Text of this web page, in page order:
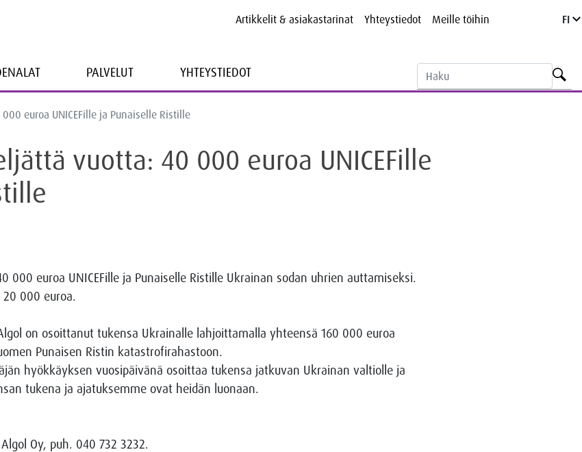
Artikkelit & asiakastarinat Yhteystiedot Meille töihin FI
PALVELUT YHTEYSTIEDOT
euroa UNICEFille ja Punaiselle Ristille
vuotta: 40 000 euroa UNICEFille
000 euroa UNICEFille ja Punaiselle Ristille Ukrainan sodan uhrien auttamiseksi.
000 euroa.
on osoittanut tukensa Ukrainalle lahjoittamalla yhteensä 160 000 euroa
Punaisen Ristin katastrofirahastoon.
hyökkäyksen vuosipäivänä osoittaa tukensa jatkuvan Ukrainan valtiolle ja
tukena ja ajatuksemme ovat heidän luonaan.
Oy, puh. 040 732 3232.